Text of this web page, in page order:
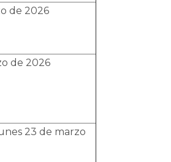
de 2026
de 2026
23 de marzo